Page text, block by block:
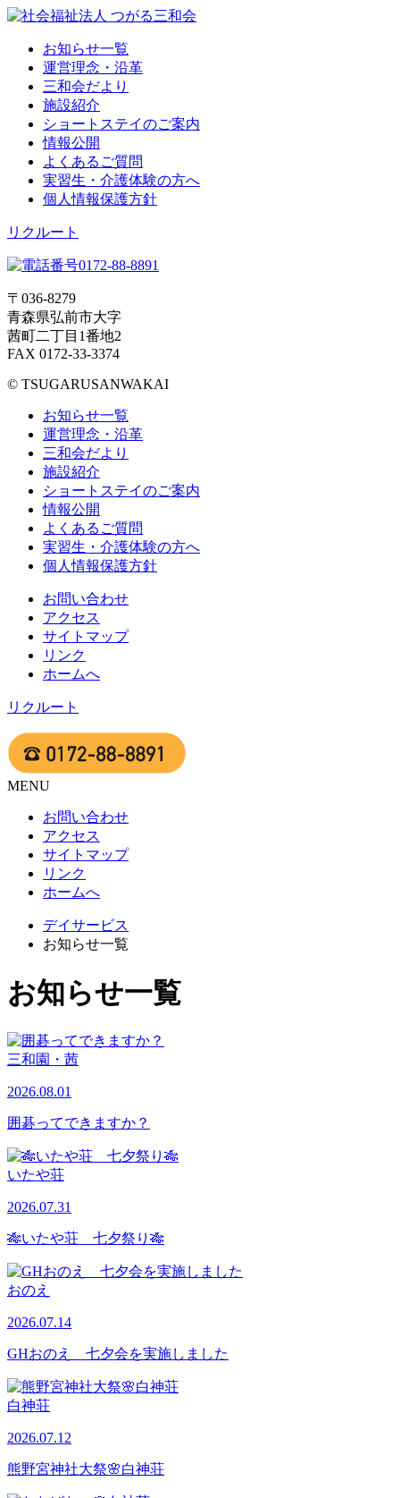
お知らせ一覧
運営理念・沿革
三和会だより
施設紹介
ショートステイのご案内
情報公開
よくあるご質問
実習生・介護体験の方へ
個人情報保護方針
リクルート
〒036-8279
青森県弘前市大字
茜町二丁目1番地2
FAX 0172-33-3374
© TSUGARUSANWAKAI
お知らせ一覧
運営理念・沿革
三和会だより
施設紹介
ショートステイのご案内
情報公開
よくあるご質問
実習生・介護体験の方へ
個人情報保護方針
お問い合わせ
アクセス
サイトマップ
リンク
ホームへ
リクルート
MENU
お問い合わせ
アクセス
サイトマップ
リンク
ホームへ
デイサービス
お知らせ一覧
お知らせ一覧
三和園・茜
2026.08.01
囲碁ってできますか？
いたや荘
2026.07.31
🎋いたや荘 七夕祭り🎋
おのえ
2026.07.14
GHおのえ 七夕会を実施しました
白神荘
2026.07.12
熊野宮神社大祭🌸白神荘